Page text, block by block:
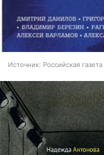
Источник: Российская газета